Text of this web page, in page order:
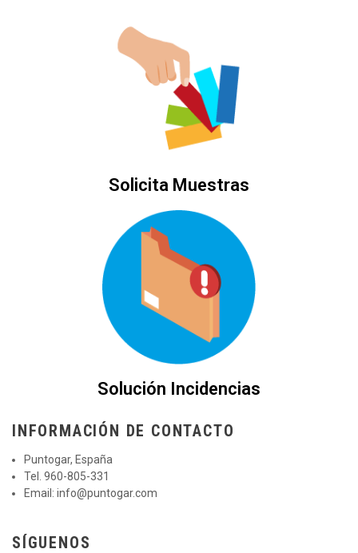
Solicita Muestras
Solución Incidencias
INFORMACIÓN DE CONTACTO
Puntogar, España
Tel. 960-805-331
Email: info@puntogar.com
SÍGUENOS